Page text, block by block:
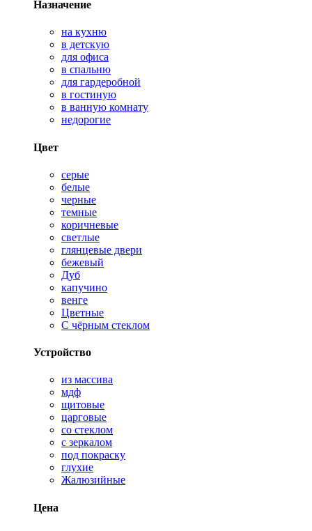
Назначение
на кухню
в детскую
для офиса
в спальню
для гардеробной
в гостиную
в ванную комнату
недорогие
Цвет
серые
белые
черные
темные
коричневые
светлые
глянцевые двери
бежевый
Дуб
капучино
венге
Цветные
С чёрным стеклом
Устройство
из массива
мдф
щитовые
царговые
со стеклом
с зеркалом
под покраску
глухие
Жалюзийные
Цена